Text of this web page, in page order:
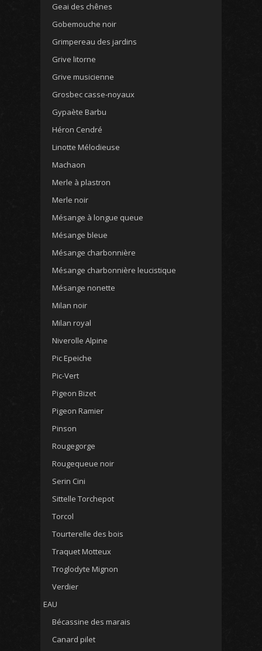
Geai des chênes
Gobemouche noir
Grimpereau des jardins
Grive litorne
Grive musicienne
Grosbec casse-noyaux
Gypaète Barbu
Héron Cendré
Linotte Mélodieuse
Machaon
Merle à plastron
Merle noir
Mésange à longue queue
Mésange bleue
Mésange charbonnière
Mésange charbonnière leucistique
Mésange nonette
Milan noir
Milan royal
Niverolle Alpine
Pic Epeiche
Pic-Vert
Pigeon Bizet
Pigeon Ramier
Pinson
Rougegorge
Rougequeue noir
Serin Cini
Sittelle Torchepot
Torcol
Tourterelle des bois
Traquet Motteux
Troglodyte Mignon
Verdier
EAU
Bécassine des marais
Canard pilet